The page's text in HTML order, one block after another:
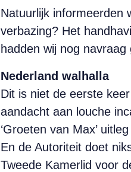
Natuurlijk informeerden
verbazing? Het
hadden wij nog
Nederland walhalla
Dit is niet de eerste
aandacht aan louche
‘Groeten van Max’
En de Autoriteit doet
Tweede Kamerlid voor